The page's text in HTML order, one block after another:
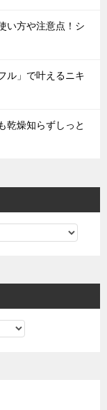
い方や注意点！シ
ル」で叶えるニキ
乾燥知らずしっと